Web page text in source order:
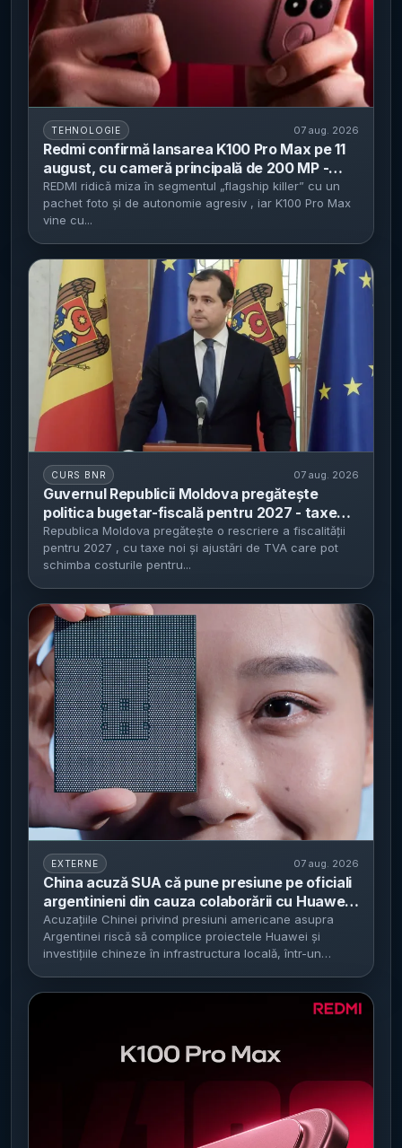
TEHNOLOGIE 07 aug. 2026
Redmi confirmă lansarea K100 Pro Max pe 11
august, cu cameră principală de 200 MP -
zoom periscopic 5x și baterie de 9.070 mAh
cu încărcare 100W
REDMI ridică miza în segmentul „flagship killer” cu un
pachet foto și de autonomie agresiv , iar K100 Pro Max
vine cu...
CURS BNR 07 aug. 2026
Guvernul Republicii Moldova pregătește
politica bugetar-fiscală pentru 2027 - taxe
noi pentru bănci și produse cu zahăr, plus
schimbări de TVA și impozitare a muncii
Republica Moldova pregătește o rescriere a fiscalității
pentru 2027 , cu taxe noi și ajustări de TVA care pot
schimba costurile pentru...
EXTERNE 07 aug. 2026
China acuză SUA că pune presiune pe oficiali
argentinieni din cauza colaborării cu Huawei -
disputa riscă să tensioneze relațiile Buenos
Aires–Washington–Beijing
Acuzațiile Chinei privind presiuni americane asupra
Argentinei riscă să complice proiectele Huawei și
investițiile chineze în infrastructura locală, într-un